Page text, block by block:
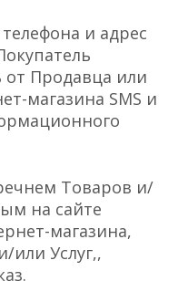
и адрес
от Продавца или
магазина SMS и
Товаров и/
на сайте
магазина,
или Услуг,,